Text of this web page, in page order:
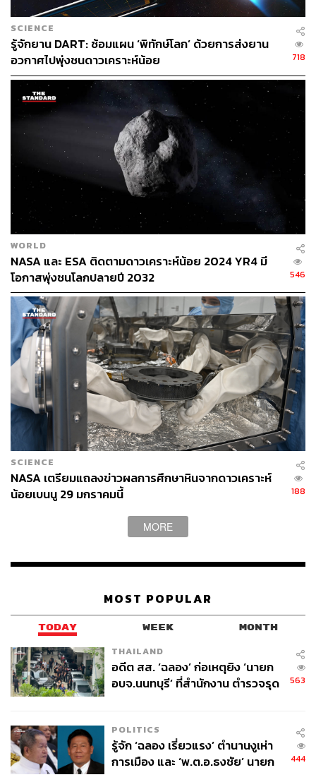
SCIENCE
รู้จักยาน DART: ซ้อมแผน ‘พิทักษ์โลก’ ด้วยการส่งยาน
อวกาศไปพุ่งชนดาวเคราะห์น้อย
718
WORLD
NASA และ ESA ติดตามดาวเคราะห์น้อย 2024 YR4 มี
โอกาสพุ่งชนโลกปลายปี 2032
546
SCIENCE
NASA เตรียมแถลงข่าวผลการศึกษาหินจากดาวเคราะห์
น้อยเบนนู 29 มกราคมนี้
188
MORE
MOST POPULAR
TODAY WEEK MONTH
THAILAND
อดีต สส. ‘ฉลอง’ ก่อเหตุยิง ‘นายก
อบจ.นนทบุรี’ ที่สำนักงาน ตำรวจรุด
563
POLITICS
รู้จัก ‘ฉลอง เรี่ยวแรง’ ตำนานงูเห่า
การเมือง และ ‘พ.ต.อ.ธงชัย’ นายก
444